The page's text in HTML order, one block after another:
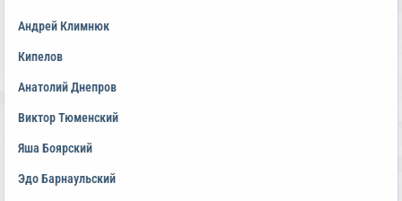
Андрей Климнюк
Кипелов
Анатолий Днепров
Виктор Тюменский
Яша Боярский
Эдо Барнаульский